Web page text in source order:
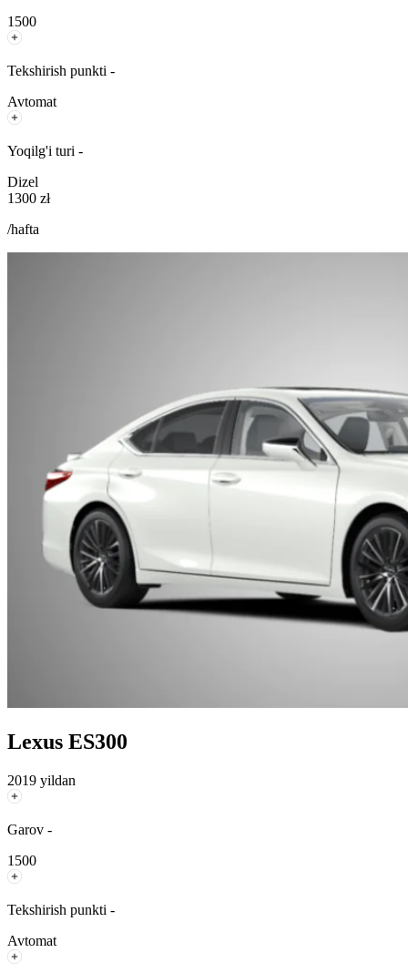
1500
Tekshirish punkti -
Avtomat
Yoqilg'i turi -
Dizel
1300 zł
/hafta
Lexus ES300
2019 yildan
Garov -
1500
Tekshirish punkti -
Avtomat